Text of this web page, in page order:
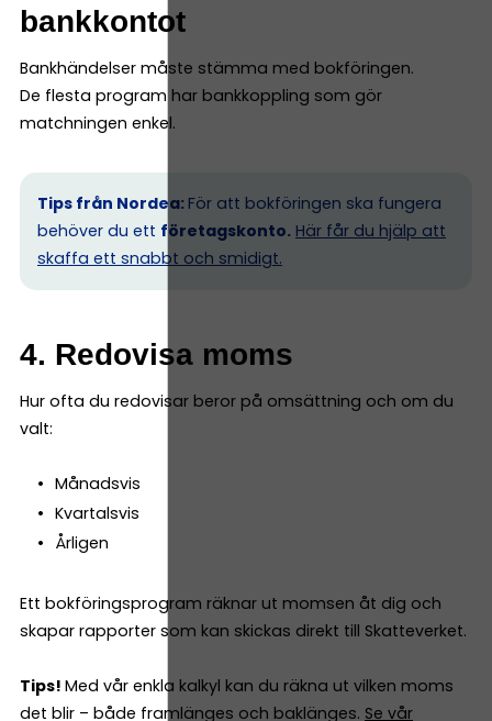
bankkontot
Bankhändelser måste stämma med bokföringen.
De flesta program har bankkoppling som gör
matchningen enkel.
Tips från Nordea: För att bokföringen ska fungera
behöver du ett företagskonto. Här får du hjälp att
skaffa ett snabbt och smidigt.
4. Redovisa moms
Hur ofta du redovisar beror på omsättning och om du
valt:
Månadsvis
Kvartalsvis
Årligen
Ett bokföringsprogram räknar ut momsen åt dig och
skapar rapporter som kan skickas direkt till Skatteverket.
Tips! Med vår enkla kalkyl kan du räkna ut vilken moms
det blir – både framlänges och baklänges. Se vår